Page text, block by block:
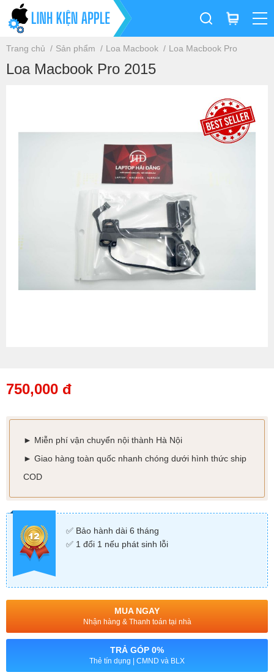
Trang chủ Sản phẩm Loa Macbook Loa Macbook Pro
Loa Macbook Pro 2015
750,000 đ
► Miễn phí vận chuyển nội thành Hà Nội
► Giao hàng toàn quốc nhanh chóng dưới hình thức ship
COD
✅ Bảo hành dài 6 tháng
✅ 1 đổi 1 nếu phát sinh lỗi
MUA NGAY
Nhận hàng & Thanh toán tại nhà
TRẢ GÓP 0%
Thẻ tín dụng | CMND và BLX